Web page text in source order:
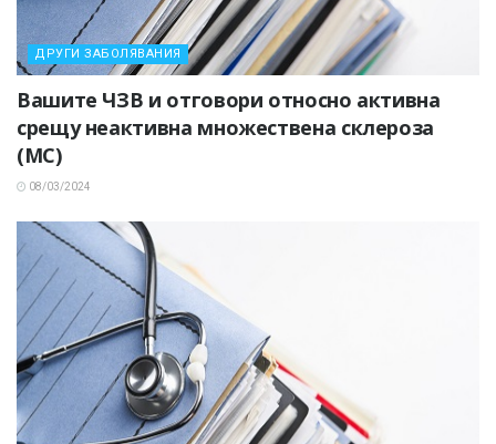
ДРУГИ ЗАБОЛЯВАНИЯ
Вашите ЧЗВ и отговори относно активна
срещу неактивна множествена склероза
(МС)
08/03/2024